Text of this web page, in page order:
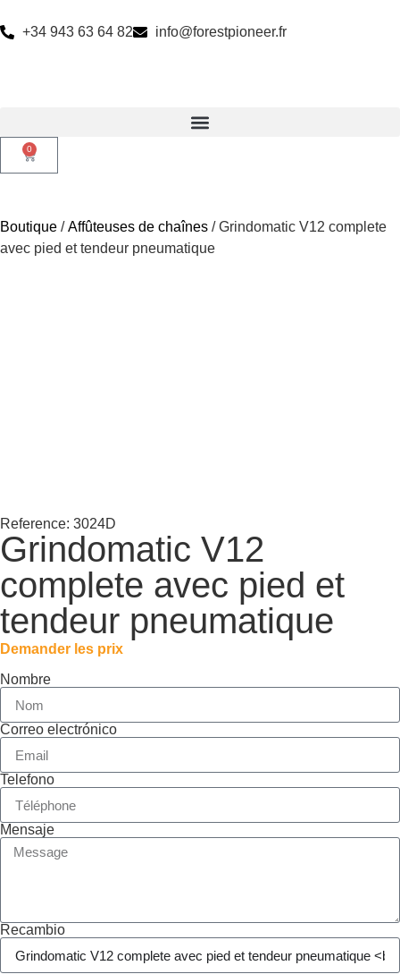
+34 943 63 64 82 info@forestpioneer.fr
0
Boutique /Affûteuses de chaînes / Grindomatic V12 complete
avec pied et tendeur pneumatique
Reference: 3024D
Grindomatic V12
complete avec pied et
tendeur pneumatique
Demander les prix
Nombre
Correo electrónico
Telefono
Mensaje
Recambio